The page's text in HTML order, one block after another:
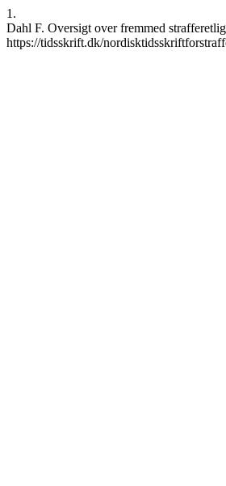
1.
Dahl F. Oversigt over fremmed
https://tidsskrift.dk/